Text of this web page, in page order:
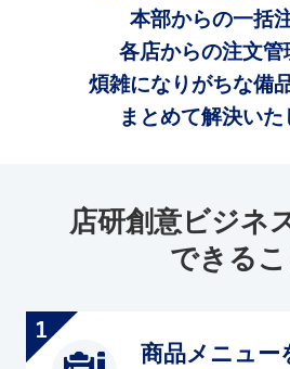
本部からの一括
各店からの注文管
煩雑になりがちな備
まとめて解決いた
店研創意ビジネ
できるこ
商品メニュー